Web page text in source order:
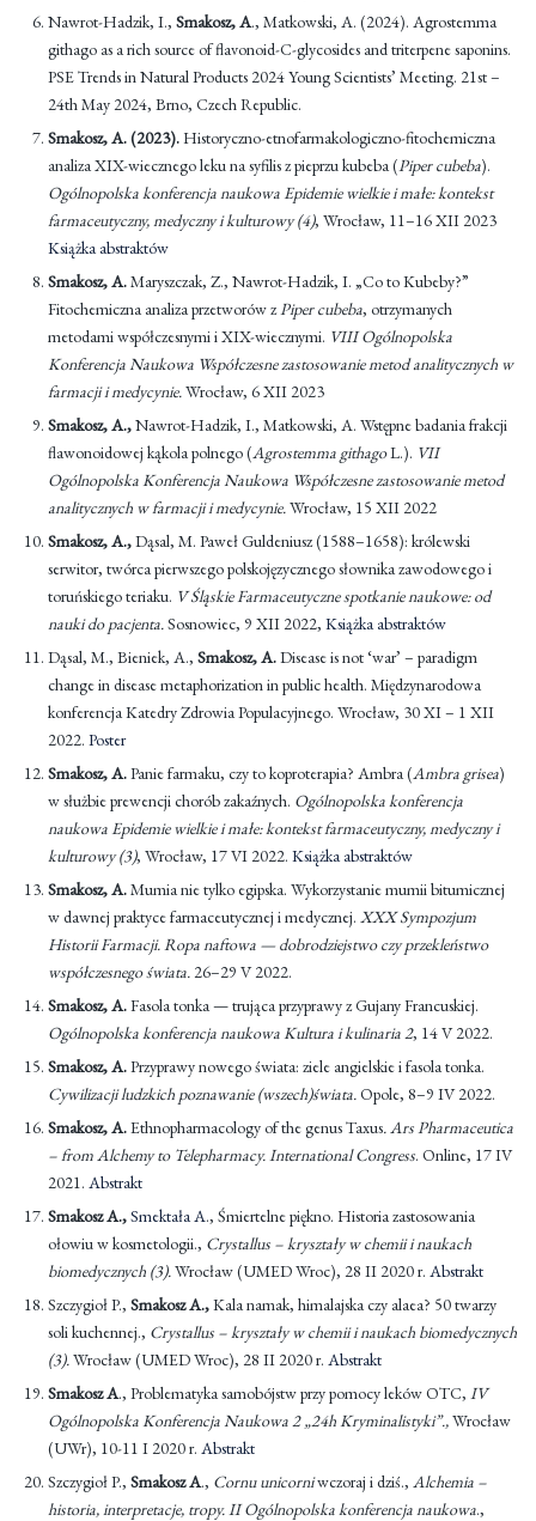
Nawrot-Hadzik, I., Smakosz, A., Matkowski, A. (2024). Agrostemma
githago as a rich source of flavonoid-C-glycosides and triterpene saponins.
PSE Trends in Natural Products 2024 Young Scientists’ Meeting. 21st –
24th May 2024, Brno, Czech Republic.
Smakosz, A. (2023).Historyczno-etnofarmakologiczno-fitochemiczna
analiza XIX-wiecznego leku na syfilis z pieprzu kubeba (Piper cubeba).
Ogólnopolska konferencja naukowa Epidemie wielkie i małe: kontekst
farmaceutyczny, medyczny i kulturowy (4), Wrocław, 11–16 XII 2023
Książka abstraktów
Smakosz, A.Maryszczak, Z., Nawrot-Hadzik, I. „Co to Kubeby?”
Fitochemiczna analiza przetworów zPiper cubeba, otrzymanych
metodami współczesnymi i XIX-wiecznymi. VIII Ogólnopolska
Konferencja Naukowa Współczesne zastosowanie metod analitycznych w
farmacji i medycynie.Wrocław, 6 XII 2023
Smakosz, A.,Nawrot-Hadzik, I., Matkowski, A. Wstępne badania frakcji
flawonoidowej kąkola polnego (Agrostemma githagoL.). VII
Ogólnopolska Konferencja Naukowa Współczesne zastosowanie metod
analitycznych w farmacji i medycynie.Wrocław, 15 XII 2022
Smakosz, A.,Dąsal, M. Paweł Guldeniusz (1588–1658): królewski
serwitor, twórca pierwszego polskojęzycznego słownika zawodowego i
toruńskiego teriaku. V Śląskie Farmaceutyczne spotkanie naukowe: od
nauki do pacjenta.Sosnowiec, 9 XII 2022, Książka abstraktów
Dąsal, M., Bieniek, A., Smakosz, A.Disease is not ‘war’ – paradigm
change in disease metaphorization in public health. Międzynarodowa
konferencja Katedry Zdrowia Populacyjnego. Wrocław, 30 XI – 1 XII
2022. Poster
Smakosz, A.Panie farmaku, czy to koproterapia? Ambra (Ambra grisea)
w służbie prewencji chorób zakaźnych. Ogólnopolska konferencja
naukowa Epidemie wielkie i małe: kontekst farmaceutyczny, medyczny i
kulturowy (3), Wrocław, 17 VI 2022. Książka abstraktów
Smakosz, A.Mumia nie tylko egipska. Wykorzystanie mumii bitumicznej
w dawnej praktyce farmaceutycznej i medycznej. XXX Sympozjum
Historii Farmacji. Ropa naftowa — dobrodziejstwo czy przekleństwo
współczesnego świata. 26–29 V 2022.
Smakosz, A.Fasola tonka — trująca przyprawy z Gujany Francuskiej.
Ogólnopolska konferencja naukowa Kultura i kulinaria 2, 14 V 2022.
Smakosz, A.Przyprawy nowego świata: ziele angielskie i fasola tonka.
Cywilizacji ludzkich poznawanie (wszech)świata.Opole, 8–9 IV 2022.
Smakosz, A.Ethnopharmacology of the genus Taxus. Ars Pharmaceutica
– from Alchemy to Telepharmacy. International Congress. Online, 17 IV
2021. Abstrakt
Smakosz A.,Smektała A., Śmiertelne piękno. Historia zastosowania
ołowiu w kosmetologii., Crystallus – kryształy w chemii i naukach
biomedycznych (3).Wrocław (UMED Wroc), 28 II 2020 r. Abstrakt
Szczygioł P., Smakosz A.,Kala namak, himalajska czy alaea? 50 twarzy
soli kuchennej., Crystallus – kryształy w chemii i naukach biomedycznych
(3).Wrocław (UMED Wroc), 28 II 2020 r. Abstrakt
Smakosz A., Problematyka samobójstw przy pomocy leków OTC, IV
Ogólnopolska Konferencja Naukowa2 „24h Kryminalistyki”.,Wrocław
(UWr), 10-11 I 2020 r. Abstrakt
Szczygioł P., Smakosz A., Cornu unicorniwczoraj i dziś., Alchemia –
historia, interpretacje, tropy. II Ogólnopolska konferencja naukowa.,